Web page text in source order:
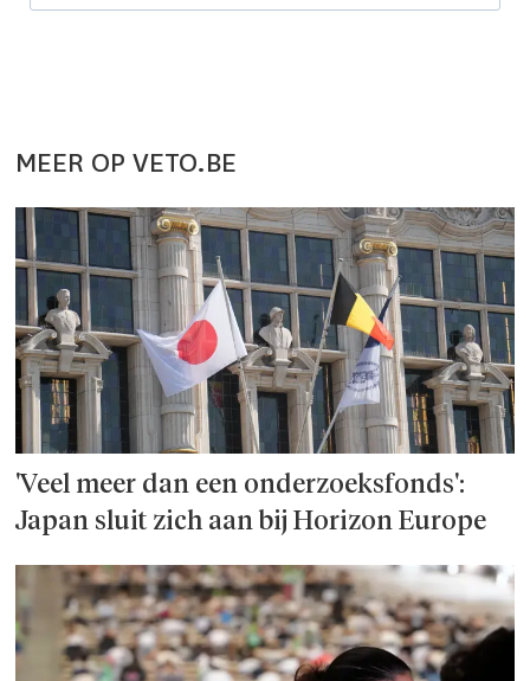
MEER OP VETO.BE
'Veel meer dan een onderzoeks­fonds':
Japan sluit zich aan bij Horizon Europe